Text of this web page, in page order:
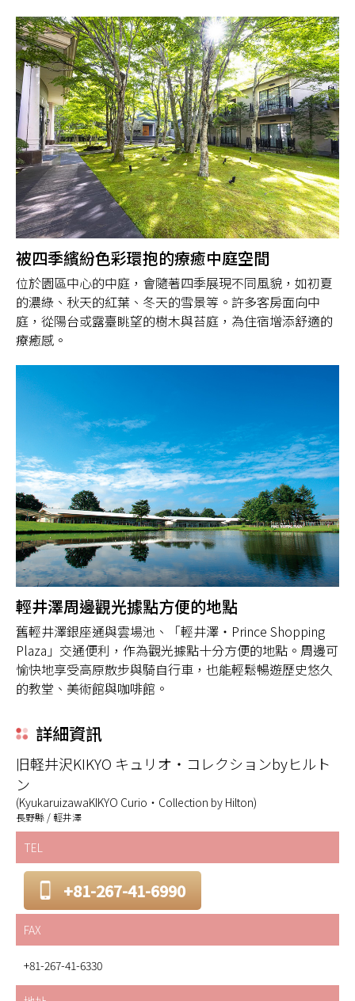
被四季繽紛色彩環抱的療癒中庭空間
位於園區中心的中庭，會隨著四季展現不同風貌，如初夏
的濃綠、秋天的紅葉、冬天的雪景等。許多客房面向中
庭，從陽台或露臺眺望的樹木與苔庭，為住宿增添舒適的
療癒感。
輕井澤周邊觀光據點方便的地點
舊輕井澤銀座通與雲場池、「輕井澤・Prince Shopping
Plaza」交通便利，作為觀光據點十分方便的地點。周邊可
愉快地享受高原散步與騎自行車，也能輕鬆暢遊歷史悠久
的教堂、美術館與咖啡館。
詳細資訊
旧軽井沢KIKYO キュリオ・コレクションbyヒルト
ン
(KyukaruizawaKIKYO Curio・Collection by Hilton)
長野縣 / 輕井澤
TEL
+81-267-41-6990
FAX
+81-267-41-6330